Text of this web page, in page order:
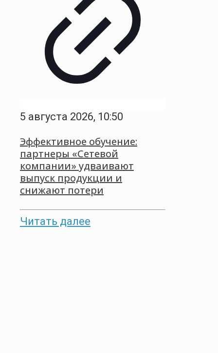
5 августа 2026, 10:50
Эффективное обучение:
партнеры «Сетевой
компании» удваивают
выпуск продукции и
снижают потери
Читать далее